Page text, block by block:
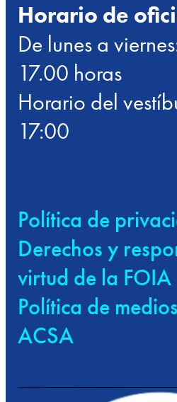
Horario de
De lunes a
17.00 horas
Horario del
17:00
Política de
Derechos y
virtud de la FOIA
Política de
ACSA